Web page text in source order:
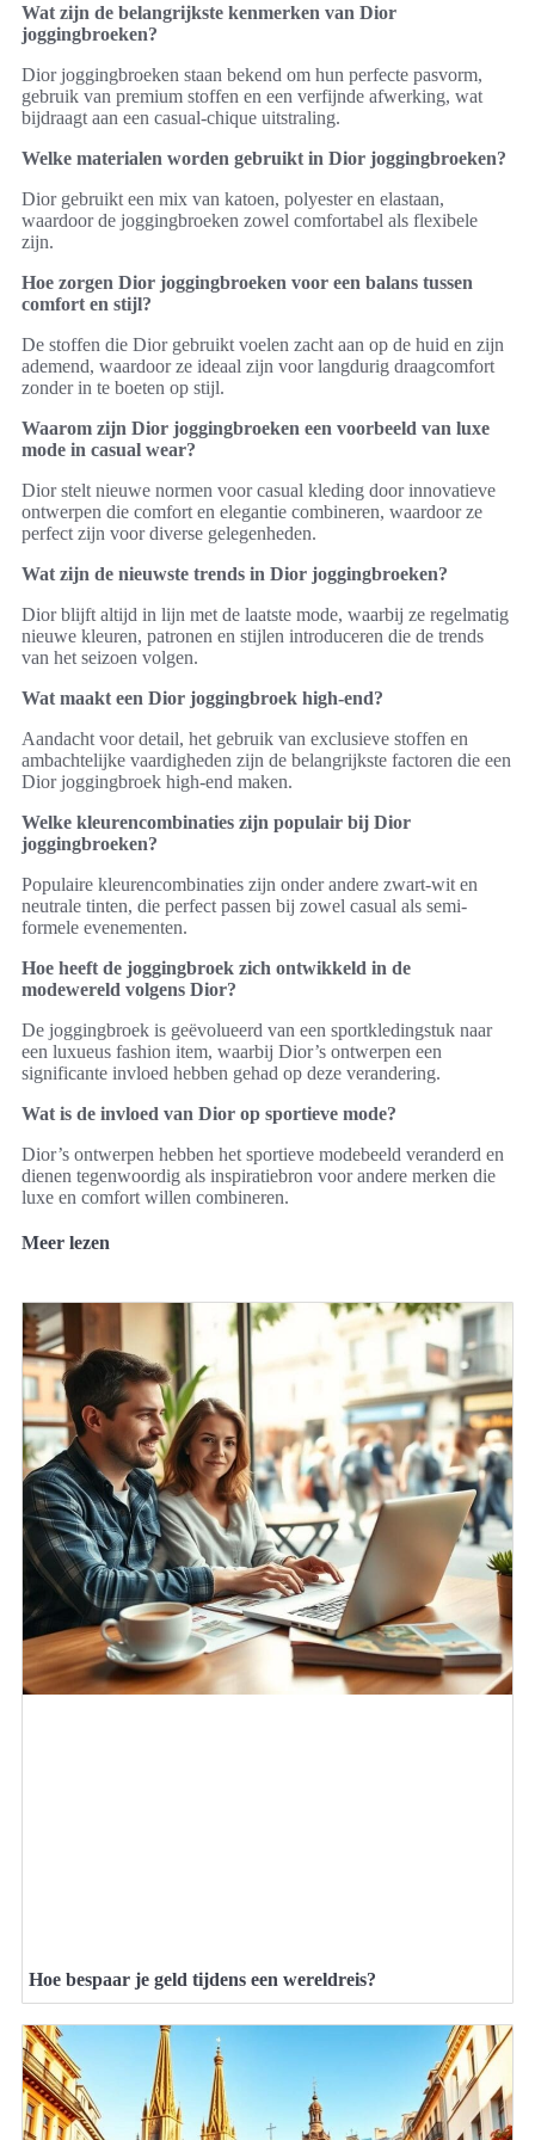
Wat zijn de belangrijkste kenmerken van Dior
joggingbroeken?
Dior joggingbroeken staan bekend om hun perfecte pasvorm,
gebruik van premium stoffen en een verfijnde afwerking, wat
bijdraagt aan een casual-chique uitstraling.
Welke materialen worden gebruikt in Dior joggingbroeken?
Dior gebruikt een mix van katoen, polyester en elastaan,
waardoor de joggingbroeken zowel comfortabel als flexibele
zijn.
Hoe zorgen Dior joggingbroeken voor een balans tussen
comfort en stijl?
De stoffen die Dior gebruikt voelen zacht aan op de huid en zijn
ademend, waardoor ze ideaal zijn voor langdurig draagcomfort
zonder in te boeten op stijl.
Waarom zijn Dior joggingbroeken een voorbeeld van luxe
mode in casual wear?
Dior stelt nieuwe normen voor casual kleding door innovatieve
ontwerpen die comfort en elegantie combineren, waardoor ze
perfect zijn voor diverse gelegenheden.
Wat zijn de nieuwste trends in Dior joggingbroeken?
Dior blijft altijd in lijn met de laatste mode, waarbij ze regelmatig
nieuwe kleuren, patronen en stijlen introduceren die de trends
van het seizoen volgen.
Wat maakt een Dior joggingbroek high-end?
Aandacht voor detail, het gebruik van exclusieve stoffen en
ambachtelijke vaardigheden zijn de belangrijkste factoren die een
Dior joggingbroek high-end maken.
Welke kleurencombinaties zijn populair bij Dior
joggingbroeken?
Populaire kleurencombinaties zijn onder andere zwart-wit en
neutrale tinten, die perfect passen bij zowel casual als semi-
formele evenementen.
Hoe heeft de joggingbroek zich ontwikkeld in de
modewereld volgens Dior?
De joggingbroek is geëvolueerd van een sportkledingstuk naar
een luxueus fashion item, waarbij Dior’s ontwerpen een
significante invloed hebben gehad op deze verandering.
Wat is de invloed van Dior op sportieve mode?
Dior’s ontwerpen hebben het sportieve modebeeld veranderd en
dienen tegenwoordig als inspiratiebron voor andere merken die
luxe en comfort willen combineren.
Meer lezen
Hoe bespaar je geld tijdens een wereldreis?